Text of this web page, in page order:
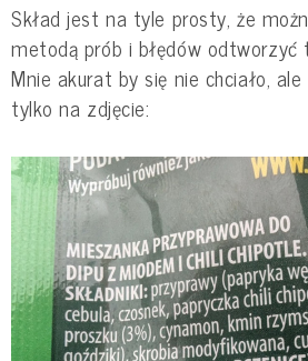
Skład jest na tyle prosty, że
metodą prób i błędów odtworzyć
Mnie akurat by się nie chciało,
tylko na zdjęcie: